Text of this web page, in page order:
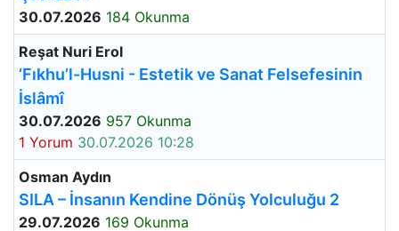
30.07.2026 184 Okunma
Reşat Nuri Erol
‘Fıkhu’l-Husni - Estetik ve Sanat Felsefesinin
İslâmî
30.07.2026 957 Okunma
1 Yorum 30.07.2026 10:28
Osman Aydın
SILA – İnsanın Kendine Dönüş Yolculuğu 2
29.07.2026 169 Okunma